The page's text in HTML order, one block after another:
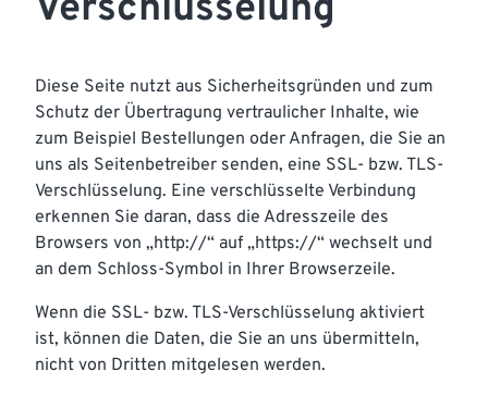
Diese Seite nutzt aus Sicherheitsgründen und zum
Schutz der Übertragung vertraulicher Inhalte, wie
zum Beispiel Bestellungen oder Anfragen, die Sie an
uns als Seitenbetreiber senden, eine SSL- bzw. TLS-
Verschlüsselung. Eine verschlüsselte Verbindung
erkennen Sie daran, dass die Adresszeile des
Browsers von „http://“ auf „https://“ wechselt und
an dem Schloss-Symbol in Ihrer Browserzeile.
Wenn die SSL- bzw. TLS-Verschlüsselung aktiviert
ist, können die Daten, die Sie an uns übermitteln,
nicht von Dritten mitgelesen werden.